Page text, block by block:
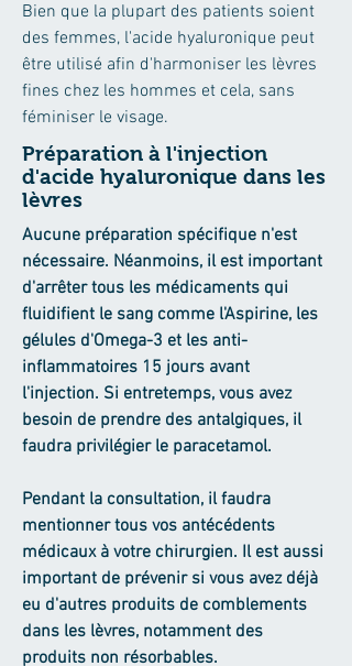
Bien que la plupart des patients soient
des femmes, l'acide hyaluronique peut
être utilisé afin d'harmoniser les lèvres
fines chez les hommes et cela, sans
féminiser le visage.
Préparation à l'injection
d'acide hyaluronique dans les
lèvres
Aucune préparation spécifique n'est
nécessaire. Néanmoins, il est important
d'arrêter tous les médicaments qui
fluidifient le sang comme l'Aspirine, les
gélules d'Omega-3 et les anti-
inflammatoires 15 jours avant
l'injection. Si entretemps, vous avez
besoin de prendre des antalgiques, il
faudra privilégier le paracetamol.
Pendant la consultation, il faudra
mentionner tous vos antécédents
médicaux à votre chirurgien. Il est aussi
important de prévenir si vous avez déjà
eu d'autres produits de comblements
dans les lèvres, notamment des
produits non résorbables.